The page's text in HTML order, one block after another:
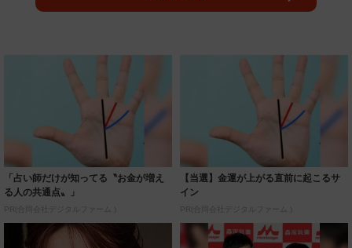
「占い師だけが知ってる〝お金が増え
る人の共通点〟」
PR(合同会社デジタルファーム )
【当選】金運が上がる直前に起こるサ
イン
PR(合同会社デジタルファーム )